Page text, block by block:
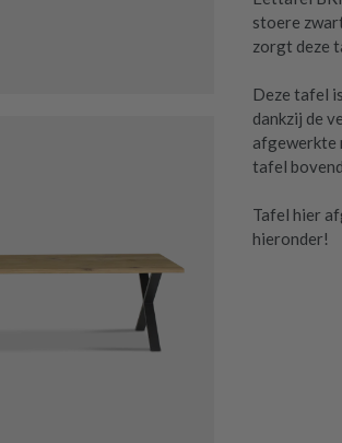
stoere
zorgt deze
Deze tafel
dankzij de
afgewerkte
tafel
Tafel hier
hieronder!